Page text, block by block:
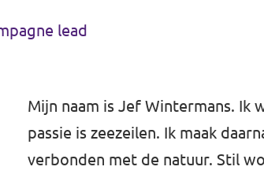
lead
Mijn naam is Jef Wintermans. Ik
passie is zeezeilen. Ik maak
verbonden met de natuur. Stil